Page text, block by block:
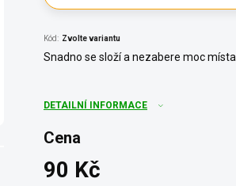
Kód: Zvolte variantu
Snadno se složí a nezabere moc místa.
DETAILNÍ INFORMACE
Cena
90 Kč